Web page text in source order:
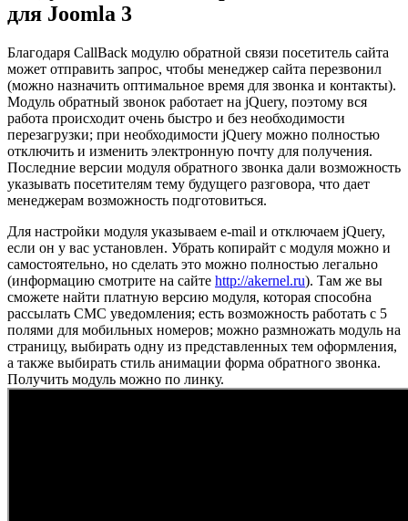
для Joomla 3
Благодаря CallBack модулю обратной связи посетитель сайта
может отправить запрос, чтобы менеджер сайта перезвонил
(можно назначить оптимальное время для звонка и контакты).
Модуль обратный звонок работает на jQuery, поэтому вся
работа происходит очень быстро и без необходимости
перезагрузки; при необходимости jQuery можно полностью
отключить и изменить электронную почту для получения.
Последние версии модуля обратного звонка дали возможность
указывать посетителям тему будущего разговора, что дает
менеджерам возможность подготовиться.
Для настройки модуля указываем e-mail и отключаем jQuery,
если он у вас установлен. Убрать копирайт с модуля можно и
самостоятельно, но сделать это можно полностью легально
(информацию смотрите на сайте http://akernel.ru). Там же вы
сможете найти платную версию модуля, которая способна
рассылать СМС уведомления; есть возможность работать с 5
полями для мобильных номеров; можно размножать модуль на
страницу, выбирать одну из представленных тем оформления,
а также выбирать стиль анимации форма обратного звонка.
Получить модуль можно по линку.